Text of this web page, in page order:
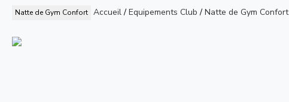
Natte de Gym Confort Accueil/ Equipements Club / Natte de Gym Confort